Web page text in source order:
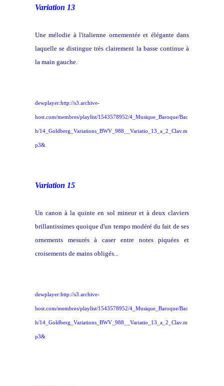
Variation 13
Une mélodie à l'italienne ornementée et élégante dans
laquelle se distingue très clairement la basse continue à
la main gauche.
dewplayer:http://s3.archive-
host.com/membres/playlist/1543578952/4_Musique_Baroque/Bac
h/14_Goldberg_Variations_BWV_988__Variatio_13_a_2_Clav.m
p3&
Variation 15
Un canon à la quinte en sol mineur et à deux claviers
brillantissimes quoique d'un tempo modéré du fait de ses
ornements mesurés à caser entre notes piquées et
croisements de mains obligés...
dewplayer:http://s3.archive-
host.com/membres/playlist/1543578952/4_Musique_Baroque/Bac
h/14_Goldberg_Variations_BWV_988__Variatio_13_a_2_Clav.m
p3&